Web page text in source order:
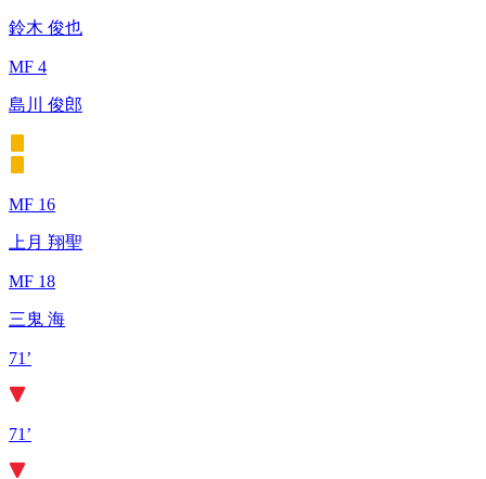
鈴木 俊也
MF 4
島川 俊郎
MF 16
上月 翔聖
MF 18
三鬼 海
71’
71’